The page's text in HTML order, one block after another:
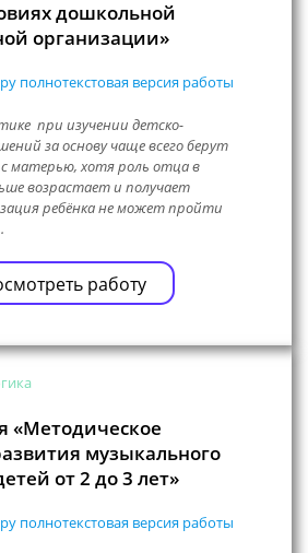
дошкольной
организации»
полнотекстовая версия работы
при изучении детско-
за основу чаще всего берут
матерью, хотя роль отца в
возрастает и получает
ребёнка не может пройти
работу
«Методическое
музыкального
от 2 до 3 лет»
полнотекстовая версия работы